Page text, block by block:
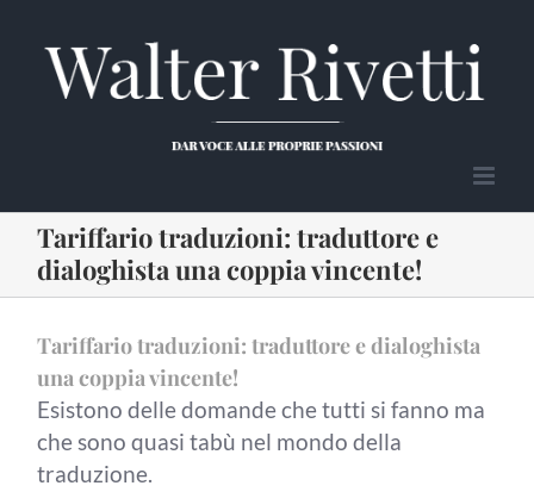
contenuto
Tariffario traduzioni: traduttore e
dialoghista una coppia vincente!
Tariffario traduzioni: traduttore e dialoghista
una coppia vincente!
Esistono delle domande che tutti si fanno ma
che sono quasi tabù nel mondo della
traduzione.